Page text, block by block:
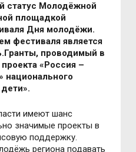
статус Молодёжной
площадкой
Дня молодёжи.
фестиваля является
проводимый в
«Россия –
национального
имеют шанс
значимые проекты в
поддержку.
региона подавать